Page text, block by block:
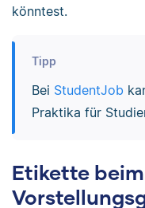
könntest.
Tipp
Bei StudentJob
Praktika für
Etikette beim